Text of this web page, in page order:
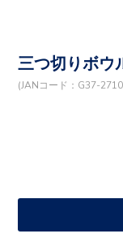
三つ切りボ
(JANコード：G37-